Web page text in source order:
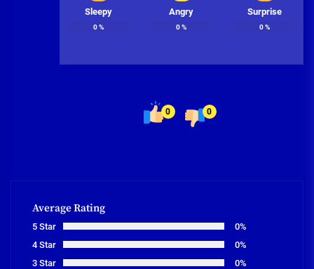
Sleepy
0%
Angry
0%
Surprise
0%
0 0
Average Rating
5 Star
0%
4 Star
0%
3 Star
0%